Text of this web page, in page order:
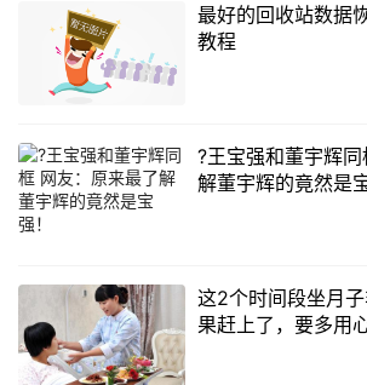
最好的回收站数据
教程
?王宝强和董宇辉
解董宇辉的竟然是宝
这2个时间段坐月
果赶上了，要多用